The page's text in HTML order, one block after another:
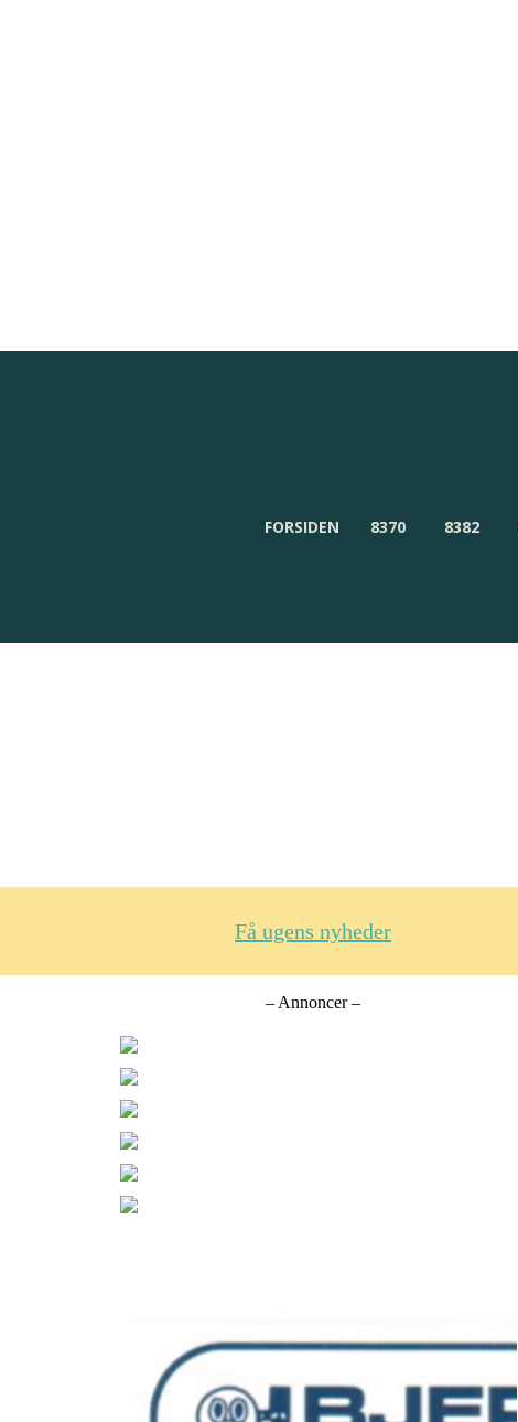
FORSIDEN 8370 8382
Få ugens nyheder
– Annoncer –